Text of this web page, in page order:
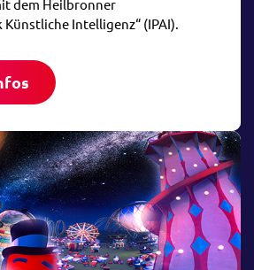
dem Heilbronner
Künstliche Intelligenz“ (IPAI).